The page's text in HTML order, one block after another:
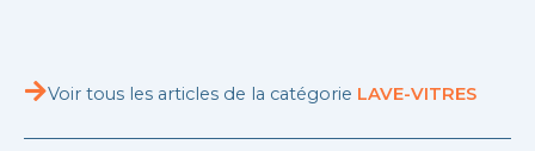
Voir tous les articles de la catégorie LAVE-VITRES